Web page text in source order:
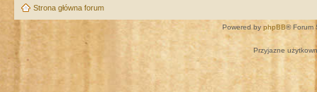
Strona główna forum
Powered by phpBB® Forum
Przyjazne